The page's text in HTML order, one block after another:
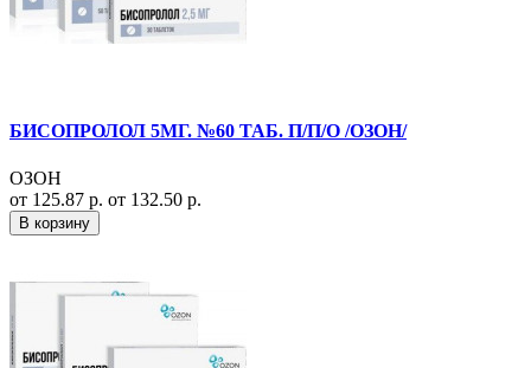
БИСОПРОЛОЛ 5МГ. №60 ТАБ. П/П/О /ОЗОН/
ОЗОН
от 125.87 р. от 132.50 р.
В корзину